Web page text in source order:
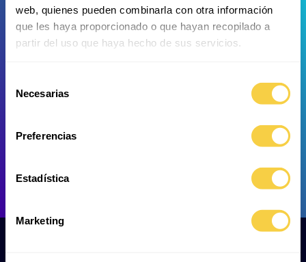
web, quienes pueden combinarla con otra información
que les haya proporcionado o que hayan recopilado a
partir del uso que haya hecho de sus servicios.
Necesarias
Preferencias
Estadística
Marketing